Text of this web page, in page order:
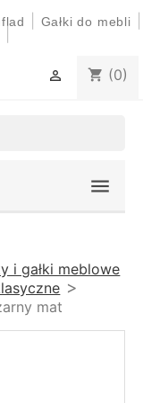
Gałki do mebli
shopping_cart (0)

i gałki meblowe
mat